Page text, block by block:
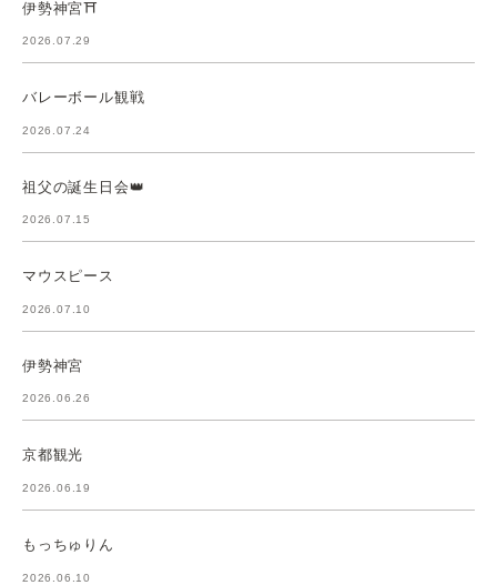
伊勢神宮⛩️
2026.07.29
バレーボール観戦
2026.07.24
祖父の誕生日会👑
2026.07.15
マウスピース
2026.07.10
伊勢神宮
2026.06.26
京都観光
2026.06.19
もっちゅりん
2026.06.10